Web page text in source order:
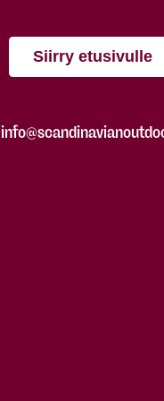
Siirry etusivulle